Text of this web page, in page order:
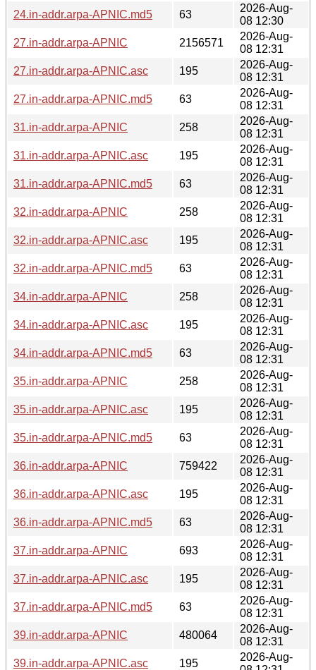
24.in-addr.arpa-APNIC.md5 63
2026-Aug-
08 12:30
27.in-addr.arpa-APNIC
2156571
2026-Aug-
08 12:31
27.in-addr.arpa-APNIC.asc
195
2026-Aug-
08 12:31
27.in-addr.arpa-APNIC.md5
63
2026-Aug-
08 12:31
31.in-addr.arpa-APNIC
258
2026-Aug-
08 12:31
31.in-addr.arpa-APNIC.asc
195
2026-Aug-
08 12:31
31.in-addr.arpa-APNIC.md5
63
2026-Aug-
08 12:31
32.in-addr.arpa-APNIC
258
2026-Aug-
08 12:31
32.in-addr.arpa-APNIC.asc
195
2026-Aug-
08 12:31
32.in-addr.arpa-APNIC.md5
63
2026-Aug-
08 12:31
34.in-addr.arpa-APNIC
258
2026-Aug-
08 12:31
34.in-addr.arpa-APNIC.asc
195
2026-Aug-
08 12:31
34.in-addr.arpa-APNIC.md5
63
2026-Aug-
08 12:31
35.in-addr.arpa-APNIC
258
2026-Aug-
08 12:31
35.in-addr.arpa-APNIC.asc
195
2026-Aug-
08 12:31
35.in-addr.arpa-APNIC.md5
63
2026-Aug-
08 12:31
36.in-addr.arpa-APNIC
759422
2026-Aug-
08 12:31
36.in-addr.arpa-APNIC.asc
195
2026-Aug-
08 12:31
36.in-addr.arpa-APNIC.md5
63
2026-Aug-
08 12:31
37.in-addr.arpa-APNIC
693
2026-Aug-
08 12:31
37.in-addr.arpa-APNIC.asc
195
2026-Aug-
08 12:31
37.in-addr.arpa-APNIC.md5
63
2026-Aug-
08 12:31
39.in-addr.arpa-APNIC
480064
2026-Aug-
08 12:31
39.in-addr.arpa-APNIC.asc
195
2026-Aug-